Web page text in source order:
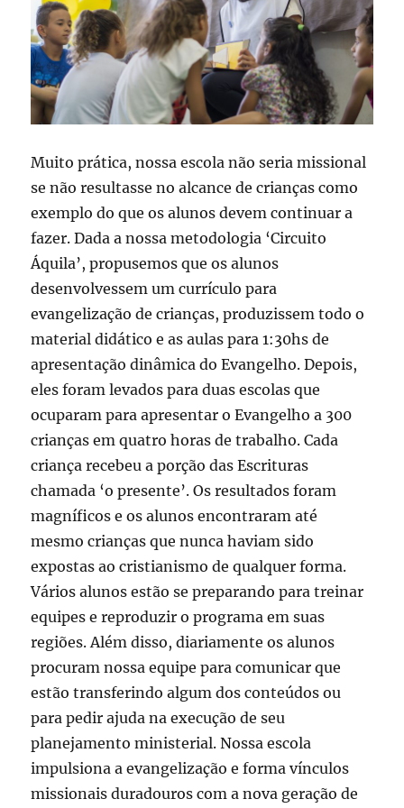
Muito prática, nossa escola não seria missional
se não resultasse no alcance de crianças como
exemplo do que os alunos devem continuar a
fazer. Dada a nossa metodologia ‘Circuito
Áquila’, propusemos que os alunos
desenvolvessem um currículo para
evangelização de crianças, produzissem todo o
material didático e as aulas para 1:30hs de
apresentação dinâmica do Evangelho. Depois,
eles foram levados para duas escolas que
ocuparam para apresentar o Evangelho a 300
crianças em quatro horas de trabalho. Cada
criança recebeu a porção das Escrituras
chamada ‘o presente’. Os resultados foram
magníficos e os alunos encontraram até
mesmo crianças que nunca haviam sido
expostas ao cristianismo de qualquer forma.
Vários alunos estão se preparando para treinar
equipes e reproduzir o programa em suas
regiões. Além disso, diariamente os alunos
procuram nossa equipe para comunicar que
estão transferindo algum dos conteúdos ou
para pedir ajuda na execução de seu
planejamento ministerial. Nossa escola
impulsiona a evangelização e forma vínculos
missionais duradouros com a nova geração de